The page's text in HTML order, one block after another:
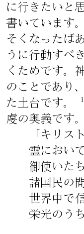
に行きたいと
書いています
そくなったば
うに行動すべ
くためです。
のことであり
た土台です。
虔の奥義です。
「キリス
霊におい
御使いた
諸国民の
世界中で
栄光のう